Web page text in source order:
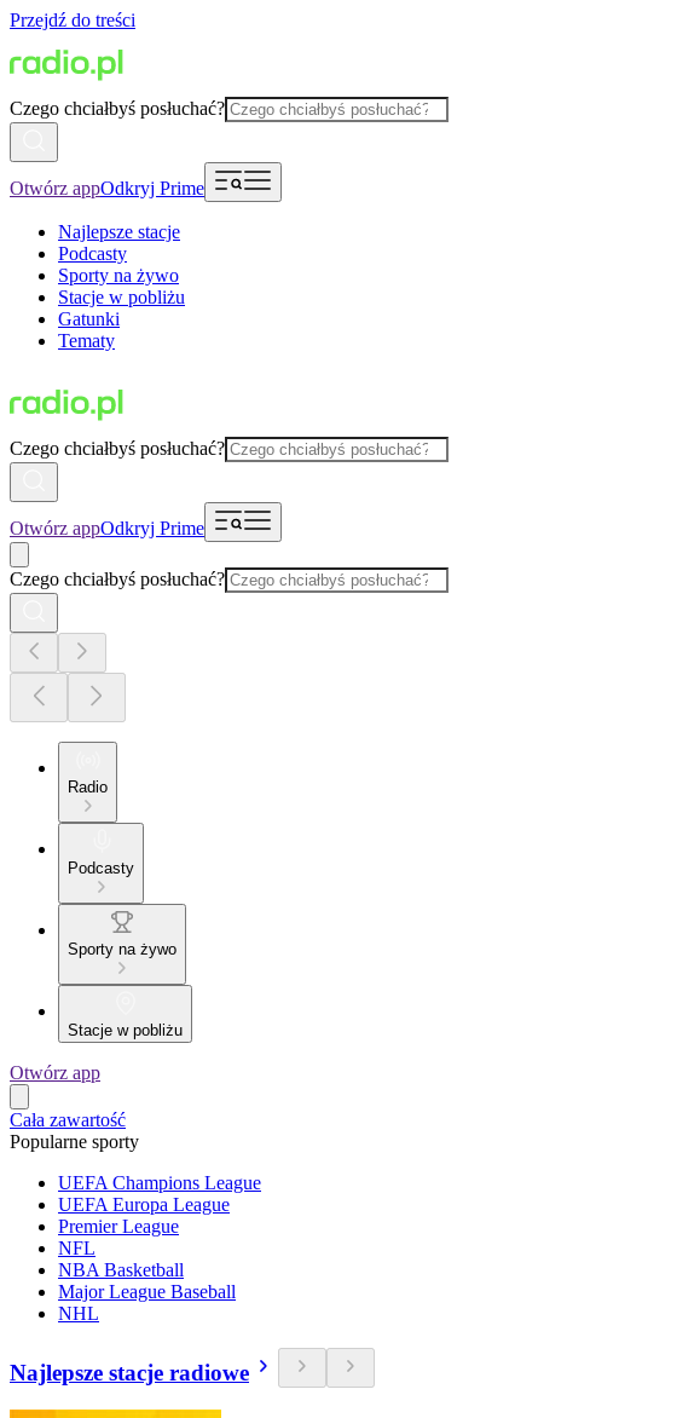
Przejdź do treści
Czego chciałbyś posłuchać?
Otwórz appOdkryj Prime
Najlepsze stacje
Podcasty
Sporty na żywo
Stacje w pobliżu
Gatunki
Tematy
Czego chciałbyś posłuchać?
Otwórz appOdkryj Prime
Czego chciałbyś posłuchać?
Radio
Podcasty
Sporty na żywo
Stacje w pobliżu
Otwórz app
Cała zawartość
Popularne sporty
UEFA Champions League
UEFA Europa League
Premier League
NFL
NBA Basketball
Major League Baseball
NHL
Najlepsze stacje radiowe